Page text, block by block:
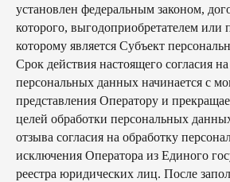
установлен федеральным законом,
которого, выгодоприобретателем или
которому является Субъект
Срок действия настоящего согласия
персональных данных начинается с
представления Оператору и
целей обработки персональных
отзыва согласия на обработку
исключения Оператора из Единого
реестра юридических лиц. После